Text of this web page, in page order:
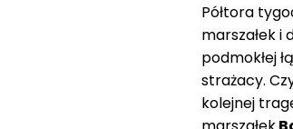
Półtora
marszałek
podmokłej
strażacy.
kolejnej